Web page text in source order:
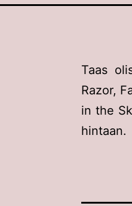
Taas
Razor,
in the
hintaan.